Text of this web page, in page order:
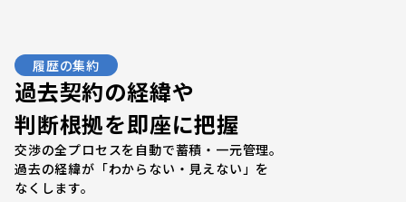
履歴の集約
過去契約の経緯や
判断根拠を即座に把握
交渉の全プロセスを自動で蓄積・一元管理。
過去の経緯が「わからない・見えない」を
なくします。